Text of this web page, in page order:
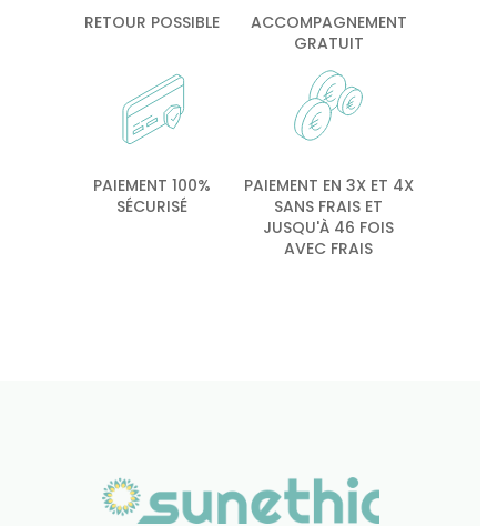
RETOUR POSSIBLE
ACCOMPAGNEMENT
GRATUIT
PAIEMENT 100%
SÉCURISÉ
PAIEMENT EN 3X ET 4X
SANS FRAIS ET
JUSQU'À 46 FOIS
AVEC FRAIS